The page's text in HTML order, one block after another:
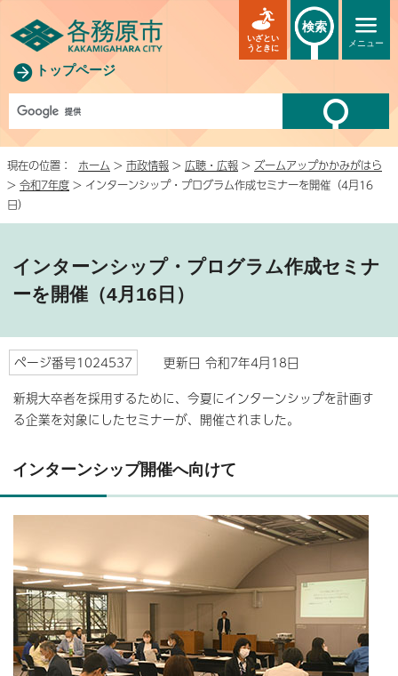
トップページ
メニュー
いざとい
うときに
検索
現在の位置： ホーム > 市政情報 > 広聴・広報 > ズームアップかかみがはら
> 令和7年度 > インターンシップ・プログラム作成セミナーを開催（4月16
日）
インターンシップ・プログラム作成セミナ
ーを開催（4月16日）
ページ番号1024537
更新日 令和7年4月18日
新規大卒者を採用するために、今夏にインターンシップを計画す
る企業を対象にしたセミナーが、開催されました。
インターンシップ開催へ向けて